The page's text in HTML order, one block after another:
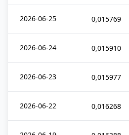
2026-06-25 0,015769
2026-06-24 0,015910
2026-06-23 0,015977
2026-06-22 0,016268